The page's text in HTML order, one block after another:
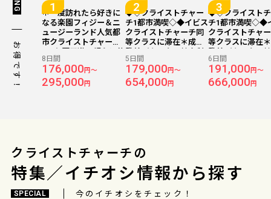
お得です！
＊一度訪れたら好きに
なる楽園フィジー＆ニ
ュージーランド人気都
市クライストチャーチ
置『イビス クライスト
チャーチ/2泊』＆リー
ズナブルに滞在『メル
キュール ナンディ/3泊
8日間
176,000円～
295,000円
◆◇クライストチャー
チ1都市満喫◇◆イビス
クライストチャーチ同
等クラスに滞在＊成田
用 クライストチャーチ
5日間
5日間
179,000 円～
654,000 円
◆◇クライスト
チ1都市満喫◇◆
クライストチャ
等クラスに滞在
用 クライストチ
6日間
6日間
191,000円～
666,000円
クライストチャーチの
特集／イチオシ情報から探す
SPECIAL 今のイチオシをチェック！